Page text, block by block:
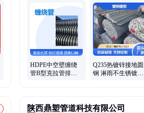
壁波纹管、钢丝网骨架管、市政管道排水管
HDPE中空壁缠绕
管B型克拉管排水
Q235热镀锌接地圆
钢 淋雨不生锈镀锌
陕西鼎塑管道科技有限公司